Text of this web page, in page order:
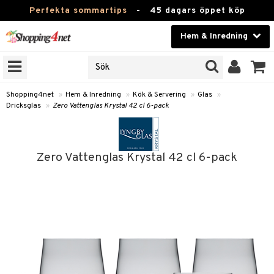
Perfekta sommartips - 45 dagars öppet köp
Hem & Inredning
Skönhet
Kontaktlinser
Fitness
Varumärken
Kampanjer
Shopping4net » Hem & Inredning » Kök & Servering » Glas »
Dricksglas » Zero Vattenglas Krystal 42 cl 6-pack
Zero Vattenglas Krystal 42 cl 6-pack
& Ljusstakar